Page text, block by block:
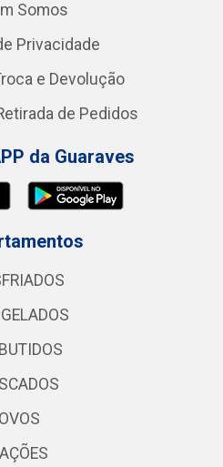
Somos
Privacidade
e Devolução
de Pedidos
da Guaraves
OVOS